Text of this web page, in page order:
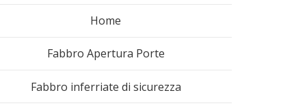
Home
Fabbro Apertura Porte
Fabbro inferriate di sicurezza